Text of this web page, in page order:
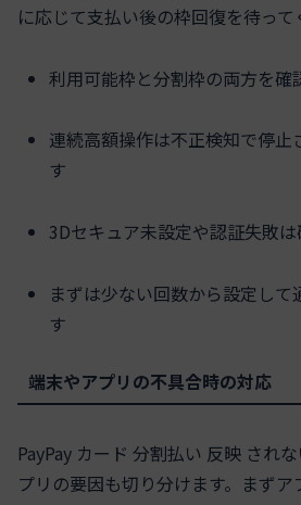
に応じて支払い後の枠回復を待って
利用可能枠と分割枠の両方を確
連続高額操作は不正検知で停止
す
3Dセキュア未設定や認証失敗
まずは少ない回数から設定して
す
端末やアプリの不具合時の対応
PayPay カード 分割払い 反映 され
プリの要因も切り分けます。まず